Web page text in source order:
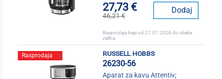
27,73 €
46,21 €
Dodaj
Rasprodaja traje od 27.07.2026 do isteka
zaliha
Rasprodaja
russell hobbs
26230-56
Aparat za kavu Attentiv;